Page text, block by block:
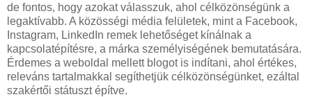
de fontos, hogy azokat válasszuk, ahol célközönségünk a
legaktívabb. A közösségi média felületek, mint a Facebook,
Instagram, LinkedIn remek lehetőséget kínálnak a
kapcsolatépítésre, a márka személyiségének bemutatására.
Érdemes a weboldal mellett blogot is indítani, ahol értékes,
releváns tartalmakkal segíthetjük célközönségünket, ezáltal
szakértői státuszt építve.